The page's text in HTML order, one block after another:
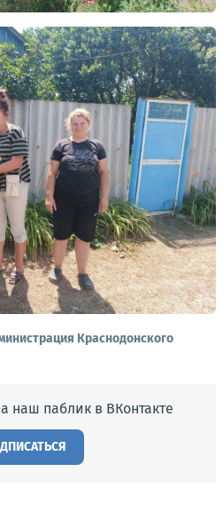
Краснодонского
наш паблик в ВКонтакте